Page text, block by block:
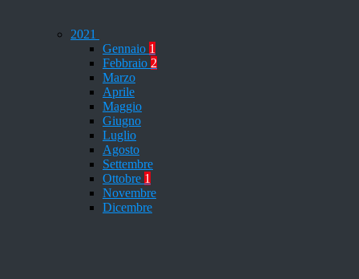
2021
Gennaio 1
Febbraio 2
Marzo
Aprile
Maggio
Giugno
Luglio
Agosto
Settembre
Ottobre 1
Novembre
Dicembre